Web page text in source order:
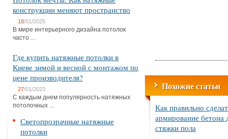
конструкции меняют пространство
18/01/2025
В мире интерьерного дизайна потолок
часто ...
Где купить натяжные потолки в
Киеве зимой и весной с монтажом по
цене производителя?
27/01/2023
С каждым днем популярность натяжных
потолочных ...
Светопрозрачные натяжные
потолки
Похожие статьи
Как правильно
армирование бетона
стяжки пола